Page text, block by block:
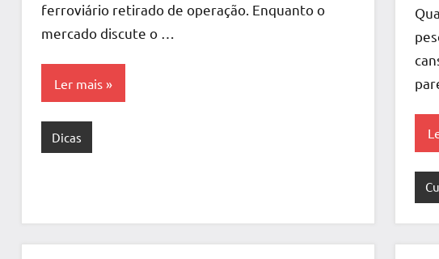
ferroviário retirado de operação. Enquanto o
mercado discute o …
Ler mais
Dicas